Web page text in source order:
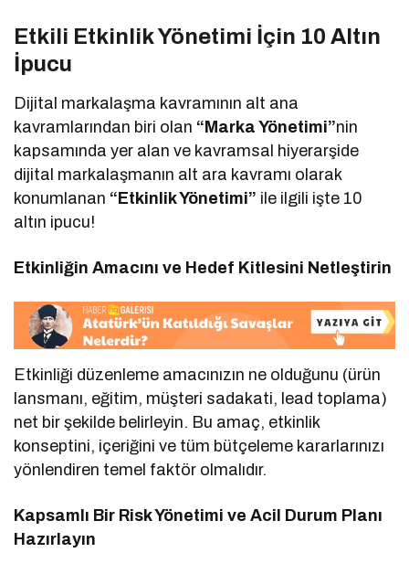
Etkili Etkinlik Yönetimi İçin 10 Altın
İpucu
Dijital markalaşma kavramının alt ana
kavramlarından biri olan “Marka Yönetimi”nin
kapsamında yer alan ve kavramsal hiyerarşide
dijital markalaşmanın alt ara kavramı olarak
konumlanan “Etkinlik Yönetimi” ile ilgili işte 10
altın ipucu!
Etkinliğin Amacını ve Hedef Kitlesini Netleştirin
Etkinliği düzenleme amacınızın ne olduğunu (ürün
lansmanı, eğitim, müşteri sadakati, lead toplama)
net bir şekilde belirleyin. Bu amaç, etkinlik
konseptini, içeriğini ve tüm bütçeleme kararlarınızı
yönlendiren temel faktör olmalıdır.
Kapsamlı Bir Risk Yönetimi ve Acil Durum Planı
Hazırlayın